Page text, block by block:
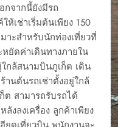
จากนี้ยังมีรถ
ห้เช่าเริ่มต้นเพียง 150
าะสำหรับนักท่องเที่ยวที่
หยัดค่าเดินทางภายใน
กล้สนามบินภูเก็ต เดิน
านต้นรถเช่าตั้งอยู่ใกล้
ต สามารถรับรถได้
งลงเครื่อง ลูกค้าเพียง